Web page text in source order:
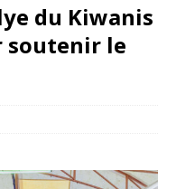
du Kiwanis
soutenir le